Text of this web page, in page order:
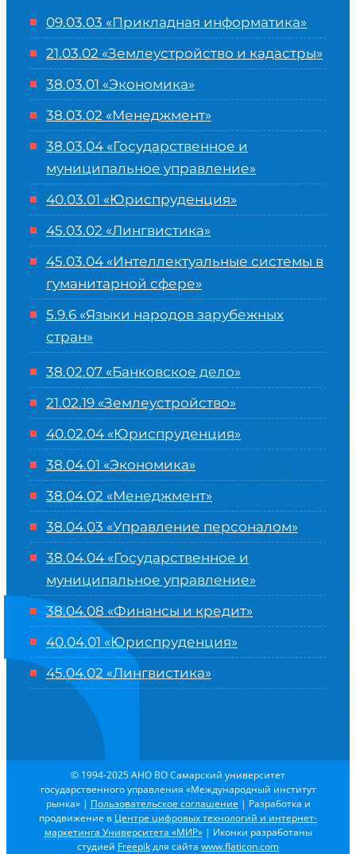
09.03.03 «Прикладная информатика»
21.03.02 «Землеустройство и кадастры»
38.03.01 «Экономика»
38.03.02 «Менеджмент»
38.03.04 «Государственное и
муниципальное управление»
40.03.01 «Юриспруденция»
45.03.02 «Лингвистика»
45.03.04 «Интеллектуальные системы в
гуманитарной сфере»
5.9.6 «Языки народов зарубежных
стран»
38.02.07 «Банковское дело»
21.02.19 «Землеустройство»
40.02.04 «Юриспруденция»
38.04.01 «Экономика»
38.04.02 «Менеджмент»
38.04.03 «Управление персоналом»
38.04.04 «Государственное и
муниципальное управление»
38.04.08 «Финансы и кредит»
40.04.01 «Юриспруденция»
45.04.02 «Лингвистика»
© 1994-2025 АНО ВО Самарский университет
государственного управления «Международный институт
рынка» | Пользовательское соглашение | Разработка и
продвижение в Центре цифровых технологий и интернет-
маркетинга Университета «МИР»| Иконки разработаны
студией Freepikдля сайта www.flaticon.com